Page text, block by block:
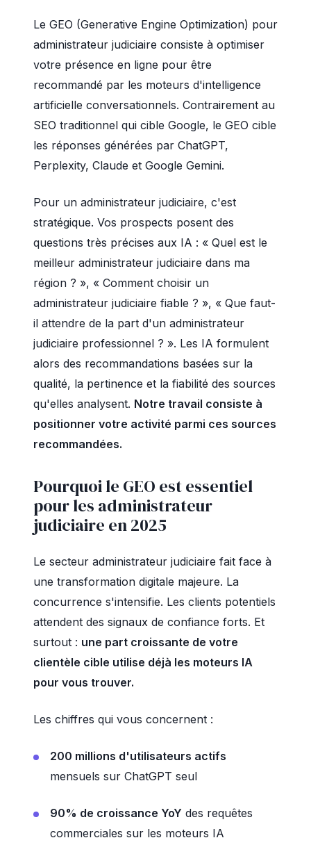
Le GEO (Generative Engine Optimization) pour
administrateur judiciaire consiste à optimiser
votre présence en ligne pour être
recommandé par les moteurs d'intelligence
artificielle conversationnels. Contrairement au
SEO traditionnel qui cible Google, le GEO cible
les réponses générées par ChatGPT,
Perplexity, Claude et Google Gemini.
Pour un administrateur judiciaire, c'est
stratégique. Vos prospects posent des
questions très précises aux IA : « Quel est le
meilleur administrateur judiciaire dans ma
région ? », « Comment choisir un
administrateur judiciaire fiable ? », « Que faut-
il attendre de la part d'un administrateur
judiciaire professionnel ? ». Les IA formulent
alors des recommandations basées sur la
qualité, la pertinence et la fiabilité des sources
qu'elles analysent. Notre travail consiste à
positionner votre activité parmi ces sources
recommandées.
Pourquoi le GEO est essentiel
pour les administrateur
judiciaire en 2025
Le secteur administrateur judiciaire fait face à
une transformation digitale majeure. La
concurrence s'intensifie. Les clients potentiels
attendent des signaux de confiance forts. Et
surtout : une part croissante de votre
clientèle cible utilise déjà les moteurs IA
pour vous trouver.
Les chiffres qui vous concernent :
200 millions d'utilisateurs actifs
mensuels sur ChatGPT seul
90% de croissance YoY des requêtes
commerciales sur les moteurs IA